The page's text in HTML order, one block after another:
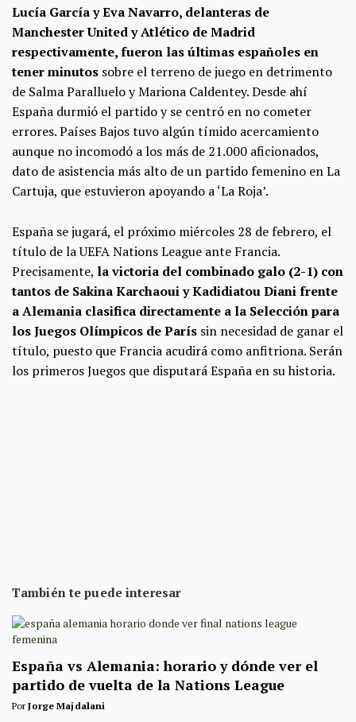
Lucía García y Eva Navarro, delanteras de
Manchester United y Atlético de Madrid
respectivamente, fueron las últimas españoles en
tener minutos sobre el terreno de juego en detrimento
de Salma Paralluelo y Mariona Caldentey. Desde ahí
España durmió el partido y se centró en no cometer
errores. Países Bajos tuvo algún tímido acercamiento
aunque no incomodó a los más de 21.000 aficionados,
dato de asistencia más alto de un partido femenino en La
Cartuja, que estuvieron apoyando a ‘La Roja’.
España se jugará, el próximo miércoles 28 de febrero, el
título de la UEFA Nations League ante Francia.
Precisamente, la victoria del combinado galo (2-1) con
tantos de Sakina Karchaoui y Kadidiatou Diani frente
a Alemania clasifica directamente a la Selección para
los Juegos Olímpicos de París sin necesidad de ganar el
título, puesto que Francia acudirá como anfitriona. Serán
los primeros Juegos que disputará España en su historia.
También te puede interesar
España vs Alemania: horario y dónde ver el
partido de vuelta de la Nations League
PorJorge Majdalani